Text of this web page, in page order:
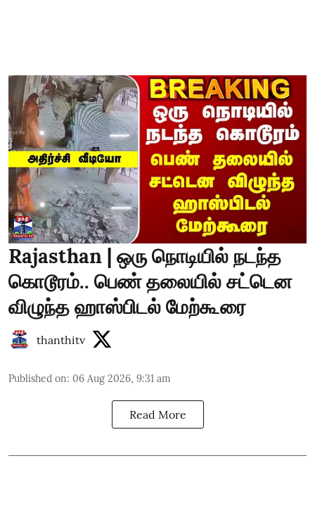
Rajasthan | ஒரு நொடியில் நடந்த
கொடூரம்.. பெண் தலையில் சட்டென
விழுந்த ஹாஸ்பிடல் மேற்கூரை
thanthitv
Published on: 06 Aug 2026, 9:31 am
Read More